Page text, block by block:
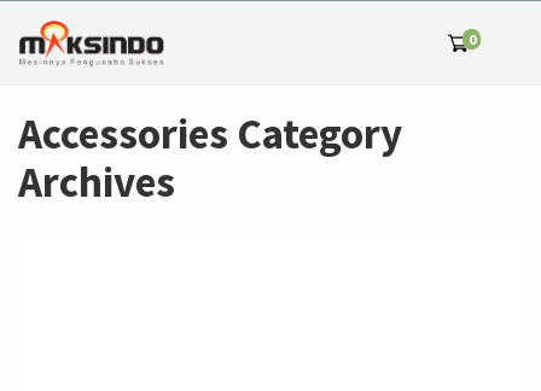
0
Accessories Category
Archives